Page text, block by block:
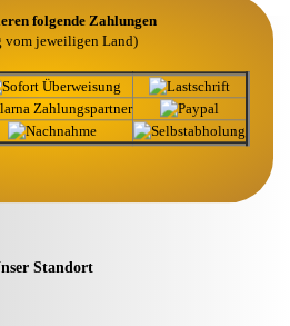
folgende Zahlungen
vom jeweiligen Land)
Standort